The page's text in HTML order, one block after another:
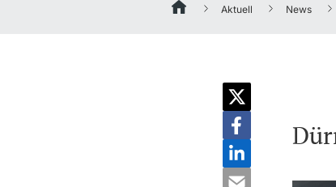
Fördernde &
weitere Informationen
Aktuell News